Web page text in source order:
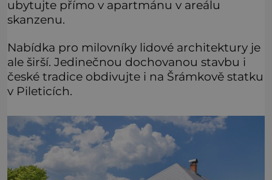
ubytujte přímo v apartmánu v areálu
skanzenu.
Nabídka pro milovníky lidové architektury je
ale širší. Jedinečnou dochovanou stavbu i
české tradice obdivujte i na Šrámkově statku
v Pileticích.